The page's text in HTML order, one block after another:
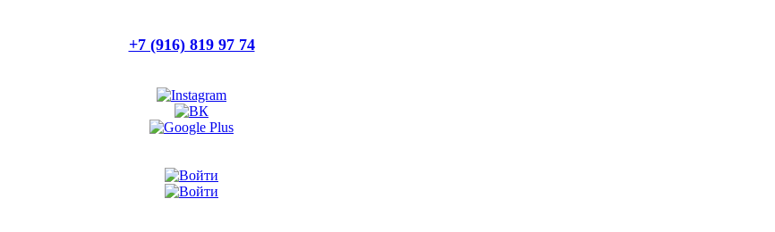
+7 (916) 819 97 74